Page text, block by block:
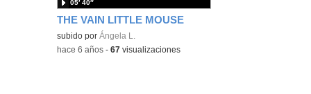
THE VAIN LITTLE MOUSE
subido porÁngela L.
05′ 40″
-hace 6 años -67 visualizaciones